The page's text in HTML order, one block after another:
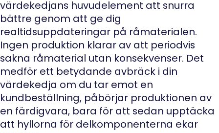
värdekedjans huvudelement att snurra
bättre genom att ge dig
realtidsuppdateringar på råmaterialen.
Ingen produktion klarar av att periodvis
sakna råmaterial utan konsekvenser. Det
medför ett betydande avbräck i din
värdekedja om du tar emot en
kundbeställning, påbörjar produktionen av
en färdigvara, bara för att sedan upptäcka
att hyllorna för delkomponenterna ekar